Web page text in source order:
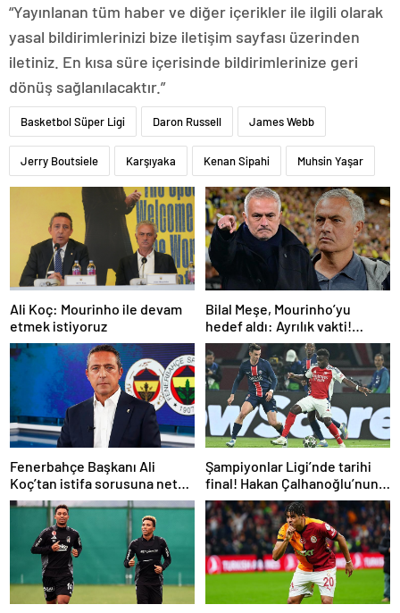
“Yayınlanan tüm haber ve diğer içerikler ile ilgili olarak
yasal bildirimlerinizi bize iletişim sayfası üzerinden
iletiniz. En kısa süre içerisinde bildirimlerinize geri
dönüş sağlanılacaktır.”
Basketbol Süper Ligi Daron Russell James Webb
Jerry Boutsiele Karşıyaka Kenan Sipahi Muhsin Yaşar
Ali Koç: Mourinho ile devam
etmek istiyoruz
Bilal Meşe, Mourinho’yu
hedef aldı: Ayrılık vakti!
Fenerbahçe’ye teknik
direktör önerisi
Fenerbahçe Başkanı Ali
Koç’tan istifa sorusuna net
yanıt! Mourinho’ya gelen dev
teklifi açıkladı
Şampiyonlar Ligi’nde tarihi
final! Hakan Çalhanoğlu’nun
takımı Inter’in rakibi belli oldu